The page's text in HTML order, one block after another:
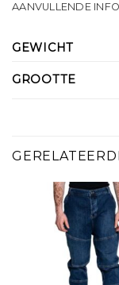
AANVULLENDE
GEWICHT
GROOTTE